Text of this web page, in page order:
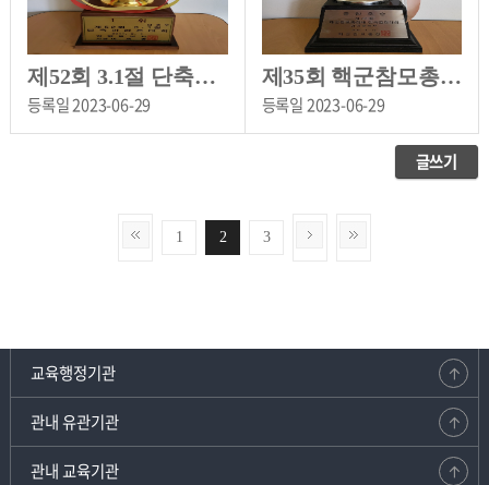
제52회 3.1절 단축마라톤대회(2위)[화천중학교 소장]
등록일2023-06-29
제35회 핵군참모총장배 전국조정대회(우승)[화천중학교 소장]
등록일2023-06-29
글쓰기
1 2 3
교육행정기관
관내 유관기관
관내 교육기관